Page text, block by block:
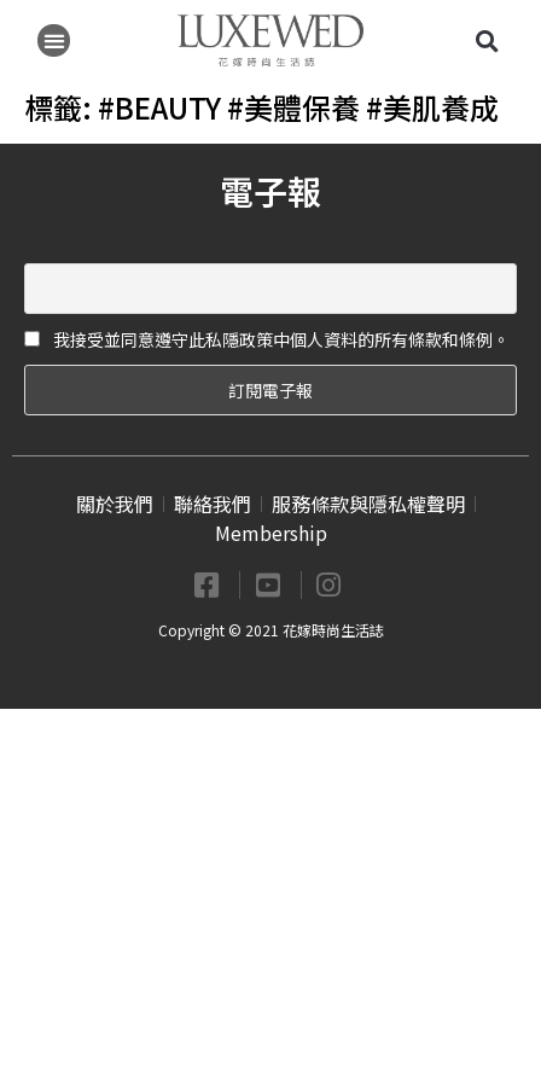
標籤: #BEAUTY #美體保養 #美肌養成
電子報
我接受並同意遵守此私隱政策中個人資料的所有條款和條例。
關於我們 聯絡我們
服務條款與隱私權聲明
Membership
Copyright © 2021 花嫁時尚生活誌